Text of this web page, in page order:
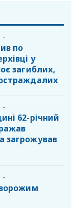
-
по
у
загиблих,
-
62-річний
загрожував
-
ворожим